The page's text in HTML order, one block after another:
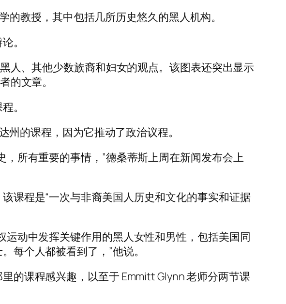
教授，其中包括几所历史悠久的黑人机构。
。
人、其他少数族裔和妇女的观点。该图表还突出显示
的文章。
。
的课程，因为它推动了政治议程。
所有重要的事情，”德桑蒂斯上周在新闻发布会上
课程是“一次与非裔美国人历史和文化的事实和证据
动中发挥关键作用的黑人女性和男性，包括美国同
每个人都被看到了，”他说。
的课程感兴趣，以至于 Emmitt Glynn 老师分两节课